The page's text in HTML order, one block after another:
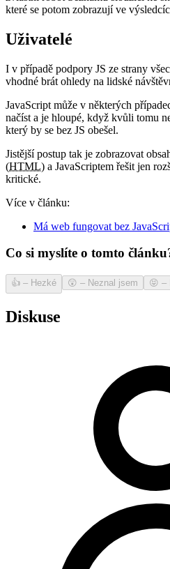
které se potom zobrazují ve
Uživatelé
I v případě podpory JS ze strany
vhodné brát ohledy na lidské
JavaScript může v některých
načíst a je hloupé, když kvůli tomu
který by se bez JS obešel.
Jistější postup tak je zobrazovat
(HTML) a JavaScriptem řešit jen
kritické.
Více v článku:
Má web fungovat bez
Co si myslíte o tomto
👍 – Hezké 😲 – Neznal jsem 😝 –
Diskuse